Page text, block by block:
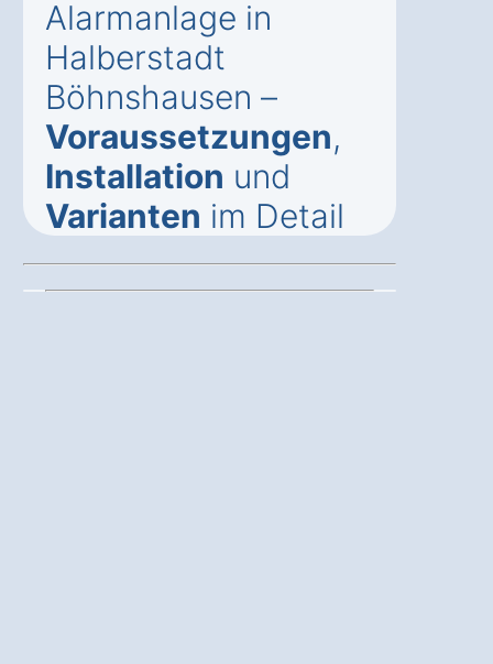
Alarmanlage in
Halberstadt
Böhnshausen –
Voraussetzungen,
Installation und
Varianten im Detail